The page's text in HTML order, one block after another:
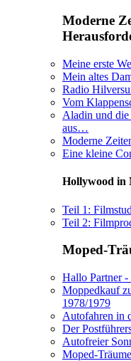
Moderne
Meine erste
Mein altes
Radio
Vom
Aladin und die
aus…
Moderne
Eine kleine
Hollywood in
Teil 1:
Teil 2:
Moped-
Hallo Partner -
Moppedkauf
1978/1979
Autofahren in
Der
Autofreier
Moped-